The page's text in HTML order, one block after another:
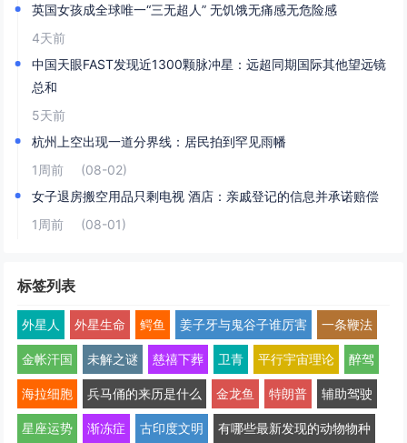
英国女孩成全球唯一“三无超人” 无饥饿无痛感无危险感
4天前
中国天眼FAST发现近1300颗脉冲星：远超同期国际其他望远镜
总和
5天前
杭州上空出现一道分界线：居民拍到罕见雨幡
1周前
(08-02)
女子退房搬空用品只剩电视 酒店：亲戚登记的信息并承诺赔偿
1周前
(08-01)
标签列表
外星人 外星生命 鳄鱼 姜子牙与鬼谷子谁厉害 一条鞭法
金帐汗国 未解之谜 慈禧下葬 卫青 平行宇宙理论 醉驾
海拉细胞 兵马俑的来历是什么 金龙鱼 特朗普 辅助驾驶
星座运势 渐冻症 古印度文明 有哪些最新发现的动物物种